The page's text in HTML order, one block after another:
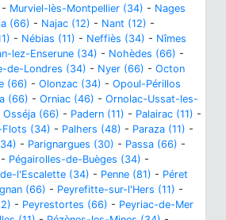
- Murviel-lès-Montpellier (34) - Nages
(66) - Najac (12) - Nant (12) -
- Nébias (11) - Neffiès (34) - Nîmes
lez-Enserune (34) - Nohèdes (66) -
de-Londres (34) - Nyer (66) - Octon
(66) - Olonzac (34) - Opoul-Périllos
(66) - Orniac (46) - Ornolac-Ussat-les-
Osséja (66) - Padern (11) - Palairac (11) -
Flots (34) - Palhers (48) - Paraza (11) -
- Parignargues (30) - Passa (66) -
- Pégairolles-de-Buèges (34) -
l'Escalette (34) - Penne (81) - Péret
(66) - Peyrefitte-sur-l'Hers (11) -
- Peyrestortes (66) - Peyriac-de-Mer